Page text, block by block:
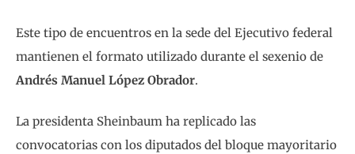
Este tipo de encuentros en la sede del Ejecutivo federal
mantienen el formato utilizado durante el sexenio de
Andrés Manuel López Obrador.
La presidenta Sheinbaum ha replicado las
convocatorias con los diputados del bloque mayoritario